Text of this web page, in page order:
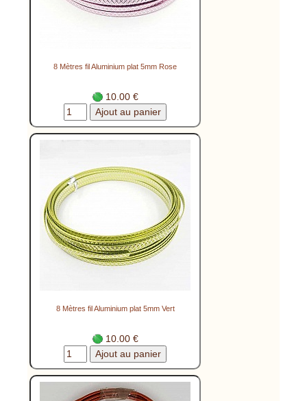
8 Mètres fil Aluminium plat 5mm Rose
10.00 €
8 Mètres fil Aluminium plat 5mm Vert
10.00 €